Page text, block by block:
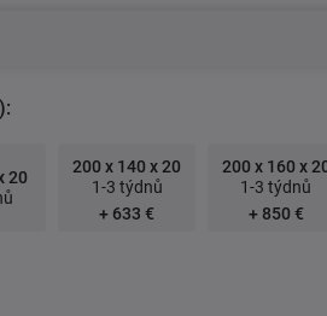
20
200 x 140 x 20
1-3 týdnů
+ 633 €
200 x 160 x
1-3 týdnů
+ 850 €